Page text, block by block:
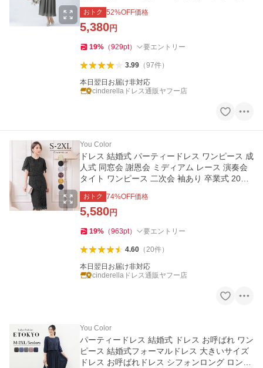
代 50代 yj188528
おトク 52%OFF価格
5,380円
19% （929pt） 要エントリー
3.99（97件）
本日翌日お届け非対応
cinderellaドレス通販ヤフー店
You Color
ドレス 結婚式 パーティードレス ワンピース 成
人式 同窓会 謝恩会 ミディアム レース 演奏会
タイト ワンピース 二次会 袖あり 卒業式 20代
半袖 30代 yj188190
おトク 74%OFF価格
5,580円
19% （963pt） 要エントリー
4.60（20件）
本日翌日お届け非対応
cinderellaドレス通販ヤフー店
You Color
パーティードレス 結婚式 ドレス お呼ばれ ワン
ピース 結婚式フォーマルドレス 大きいサイズ
ドレス お呼ばれドレス シフォンロング ロング